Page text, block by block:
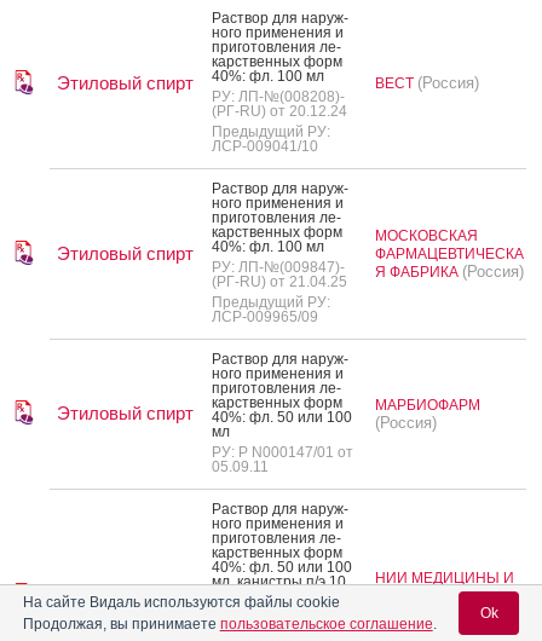
Этиловый спирт
Рас­твор для на­руж­
но­го при­мене­ния и
при­готов­ле­ния ле­
карс­твен­ных форм
40%: фл. 100 мл
РУ: ЛП-№(008208)-
(РГ-RU) от 20.12.24
Предыдущий РУ:
ЛСР-009041/10
ВЕСТ (Россия)
Этиловый спирт
Рас­твор для на­руж­
но­го при­мене­ния и
при­готов­ле­ния ле­
карс­твен­ных форм
40%: фл. 100 мл
РУ: ЛП-№(009847)-
(РГ-RU) от 21.04.25
Предыдущий РУ:
ЛСР-009965/09
МОСКОВСКАЯ
ФАРМАЦЕВТИЧЕСКА
Я ФАБРИКА (Россия)
Этиловый спирт
Рас­твор для на­руж­
но­го при­мене­ния и
при­готов­ле­ния ле­
карс­твен­ных форм
40%: фл. 50 или 100
мл
РУ: Р N000147/01 от
05.09.11
МАРБИОФАРМ
(Россия)
Этиловый спирт
Рас­твор для на­руж­
но­го при­мене­ния и
при­готов­ле­ния ле­
карс­твен­ных форм
40%: фл. 50 или 100
мл, ка­нис­тры п/э 10,
21.5 и 31.5 л
от 25.11.09
НИИ МЕДИЦИНЫ И
СТАНДАРТИЗАЦИИ
На сайте Видаль используются файлы cookie
Продолжая, вы принимаете пользовательское соглашение.
Ok